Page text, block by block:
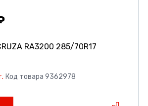
RA3200 285/70R17
Код товара 9362978